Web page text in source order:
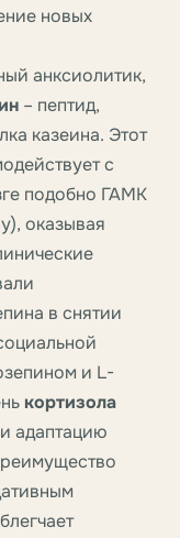
новых
анксиолитик,
– пептид,
казеина. Этот
с
подобно ГАМК
оказывая
в снятии
и L-
кортизола
адаптацию